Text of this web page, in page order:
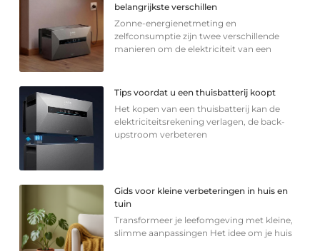
belangrijkste verschillen
Zonne-energienetmeting en
zelfconsumptie zijn twee verschillende
manieren om de elektriciteit van een
Tips voordat u een thuisbatterij koopt
Het kopen van een thuisbatterij kan de
elektriciteitsrekening verlagen, de back-
upstroom verbeteren
Gids voor kleine verbeteringen in huis en
tuin
Transformeer je leefomgeving met kleine,
slimme aanpassingen Het idee om je huis